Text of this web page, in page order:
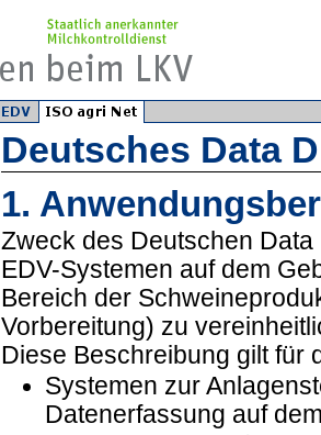
Deutsches Data
1.
Zweck des Deutschen
EDV-Systemen auf dem
Bereich der
Vorbereitung) zu
Diese Beschreibung gilt für
Systemen zur
Datenerfassung auf